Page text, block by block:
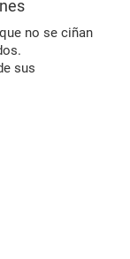
no se ciñan
sus